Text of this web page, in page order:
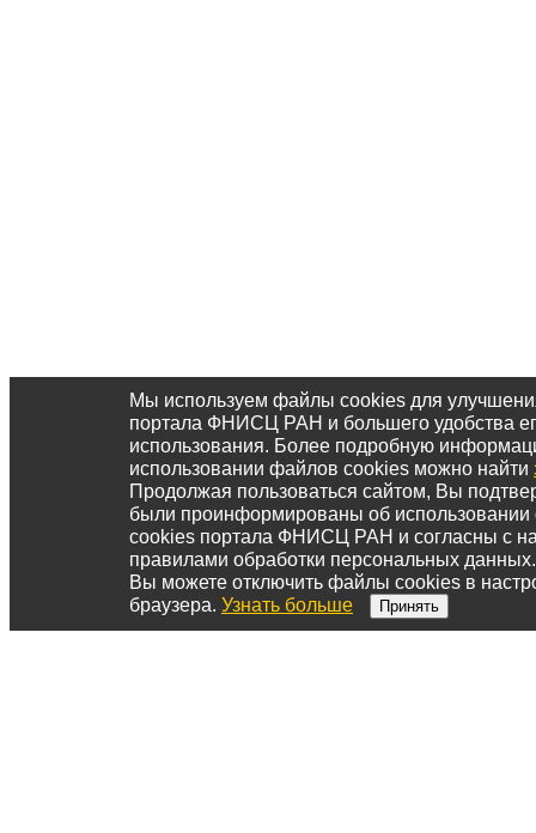
Мы используем файлы cookies для
портала ФНИСЦ РАН и большего удобства
использования. Более подробную
использовании файлов cookies можно найти
Продолжая пользоваться сайтом, Вы
были проинформированы об
cookies портала ФНИСЦ РАН и согласны с
правилами обработки персональных данных.
Вы можете отключить файлы cookies в
браузера. Узнать больше Принять